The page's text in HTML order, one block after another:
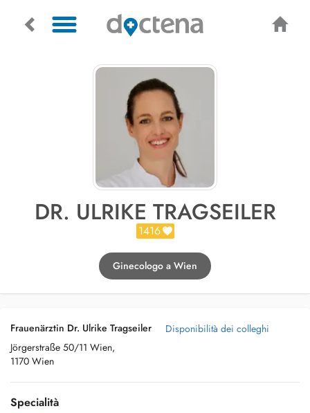
DR. ULRIKE TRAGSEILER
1416
Ginecologo a Wien
Frauenärztin Dr. Ulrike Tragseiler
Jörgerstraße 50/11 Wien,
1170 Wien
Disponibilità dei colleghi
Specialità